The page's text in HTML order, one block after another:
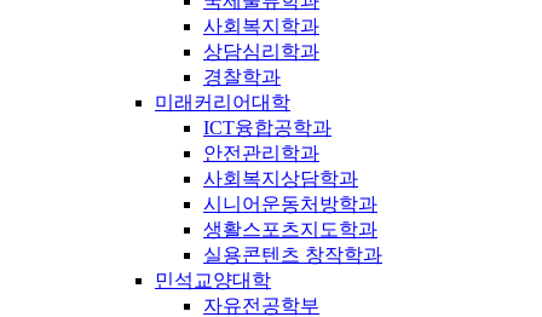
사회복지학과
상담심리학과
경찰학과
미래커리어대학
ICT융합공학과
안전관리학과
사회복지상담학과
시니어운동처방학과
생활스포츠지도학과
실용콘텐츠 창작학과
민석교양대학
자유전공학부